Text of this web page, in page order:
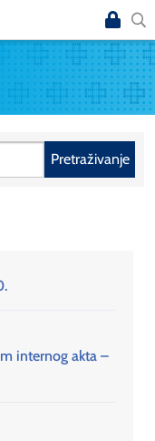
Pretraživanje
internog akta –